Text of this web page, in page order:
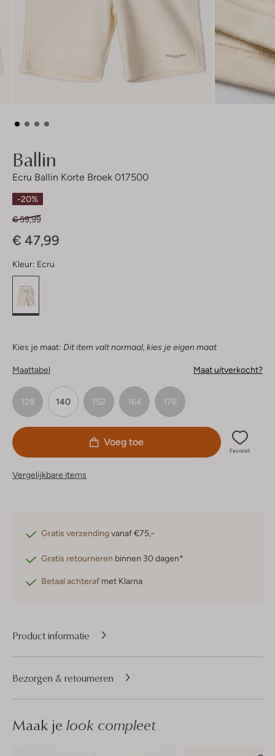
Ballin
Ecru Ballin Korte Broek 017500
-20%
€ 59,99
€ 47,99
Kleur: Ecru
Kies je maat: Dit item valt normaal, kies je eigen maat
Maattabel Maat uitverkocht?
128 140 152 164 176
Voeg toe
Favoriet
Vergelijkbare items
Gratis verzendingvanaf €75,-
Gratis retourneren binnen 30 dagen*
Betaal achteraf met Klarna
Product informatie
Bezorgen & retourneren
Maak je look compleet